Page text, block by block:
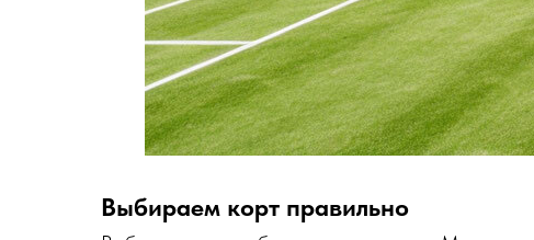
Выбираем корт правильно